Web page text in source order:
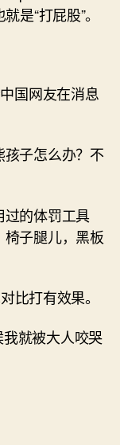
是“打屁股”。
国网友在消息
子怎么办？不
的体罚工具
子腿儿，黑板
比打有效果。
就被大人咬哭